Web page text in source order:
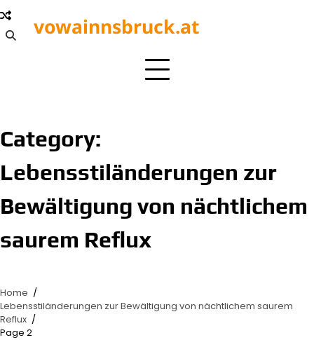
Skip
to
content
vowainnsbruck.at
Category:
Lebensstiländerungen zur
Bewältigung von nächtlichem
saurem Reflux
Home
Lebensstiländerungen zur Bewältigung von nächtlichem saurem
Reflux
Page 2